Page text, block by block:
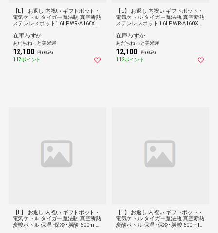
【L】 お返し 内祝い ギフトポット・
電気ケトル タイガー魔法瓶 真空断熱
ステンレスポット1.6LPWR-A160XM-
無料
在庫わずか
あだちねっと美米屋
12,100 円 (税込)
112ポイント
【L】 お返し 内祝い ギフトポット・
電気ケトル タイガー魔法瓶 真空断熱
ステンレスポット1.6LPWR-A160XM-
無料
在庫わずか
あだちねっと美米屋
12,100 円 (税込)
112ポイント
【L】 お返し 内祝い ギフトポット・
電気ケトル タイガー魔法瓶 真空断熱
炭酸ボトル 保温･保冷･炭酸 600mlM
【L】 お返し 内祝い ギフトポット・
電気ケトル タイガー魔法瓶 真空断熱
炭酸ボトル 保温･保冷･炭酸 600mlM